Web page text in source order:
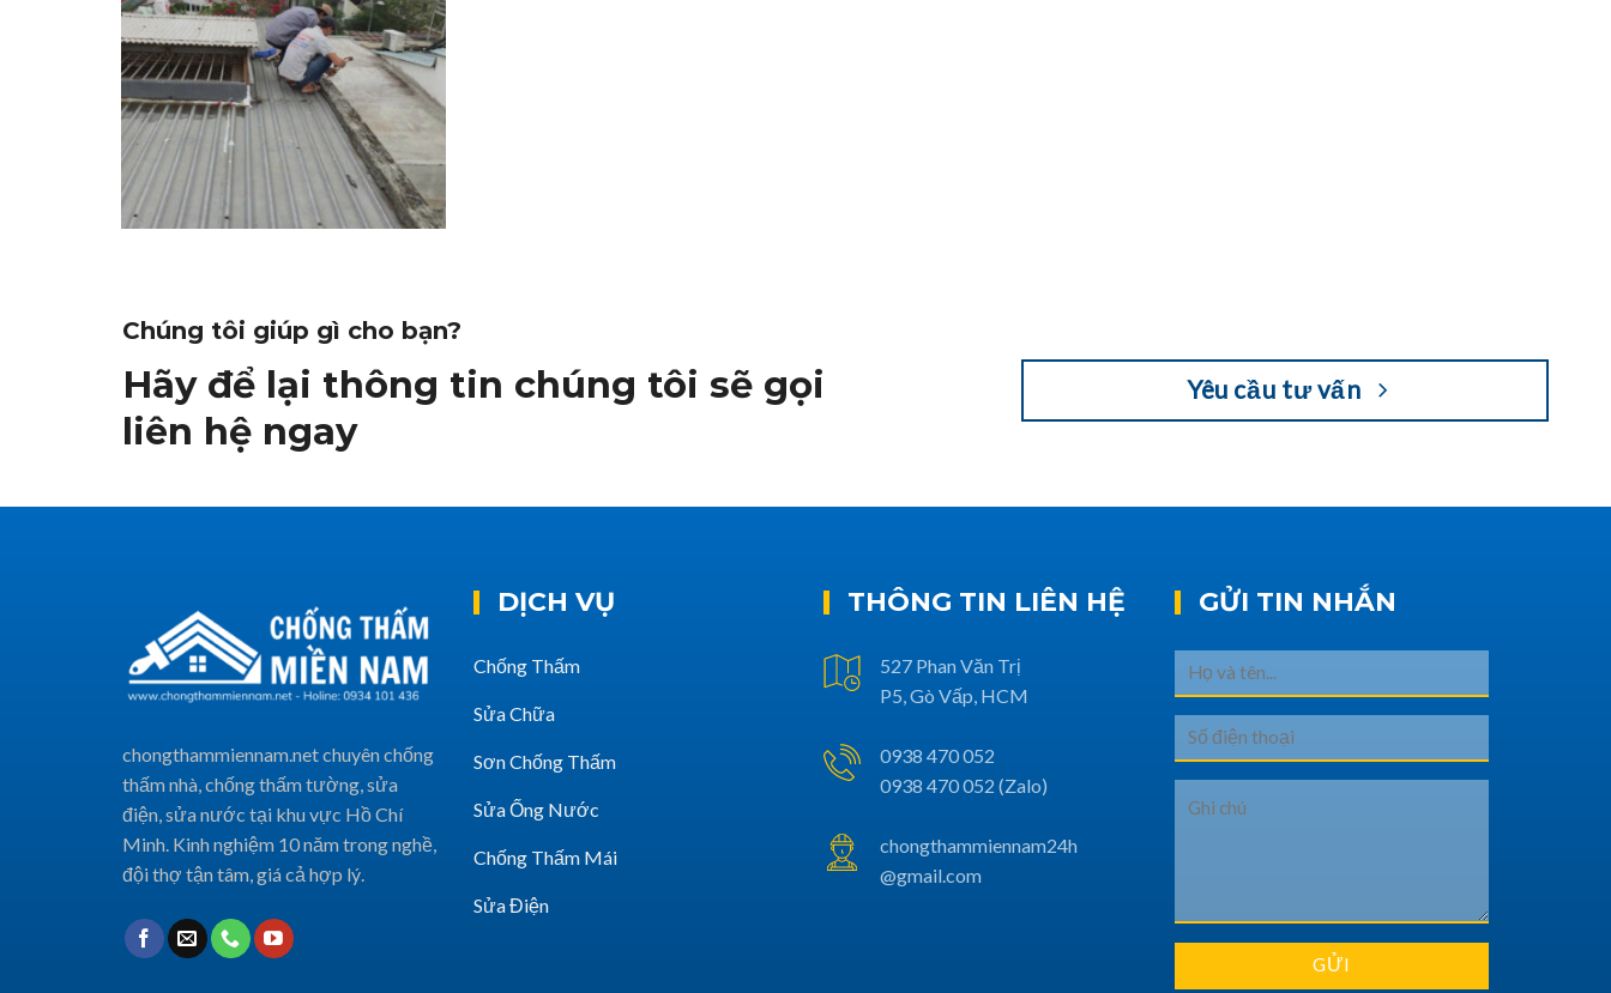
Chúng tôi giúp gì cho bạn?
Hãy để lại thông tin chúng tôi sẽ gọi
liên hệ ngay
Yêu cầu tư vấn
chongthammiennam.net chuyên chống
thấm nhà, chống thấm tường, sửa
điện, sửa nước tại khu vực Hồ Chí
Minh. Kinh nghiệm 10 năm trong nghề,
đội thợ tận tâm, giá cả hợp lý.
DỊCH VỤ
Chống Thấm
Sửa Chữa
Sơn Chống Thấm
Sửa Ống Nước
Chống Thấm Mái
Sửa Điện
THÔNG TIN LIÊN HỆ
527 Phan Văn Trị
P5, Gò Vấp, HCM
0938 470 052
0938 470 052 (Zalo)
chongthammiennam24h
@gmail.com
GỬI TIN NHẮN